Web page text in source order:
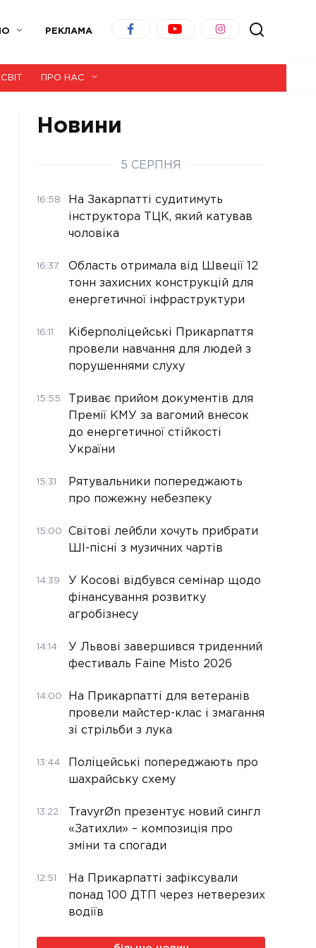
РЕКЛАМА
СВІТ ПРО НАС
Новини
5 СЕРПНЯ
16:58
На Закарпатті судитимуть
інструктора ТЦК, який катував
чоловіка
16:37
Область отримала від Швеції 12
тонн захисних конструкцій для
енергетичної інфраструктури
16:11
Кіберполіцейські Прикарпаття
провели навчання для людей з
порушеннями слуху
15:55
Триває прийом документів для
Премії КМУ за вагомий внесок
до енергетичної стійкості
України
15:31
Рятувальники попереджають
про пожежну небезпеку
15:00
Світові лейбли хочуть прибрати
ШІ-пісні з музичних чартів
14:39
У Косові відбувся семінар щодо
фінансування розвитку
агробізнесу
14:14
У Львові завершився триденний
фестиваль Faine Misto 2026
14:00
На Прикарпатті для ветеранів
провели майстер-клас і змагання
зі стрільби з лука
13:44
Поліцейські попереджають про
шахрайську схему
13:22
TravyrØn презентує новий сингл
«Затихли» – композиція про
зміни та спогади
12:51
На Прикарпатті зафіксували
понад 100 ДТП через нетверезих
водіїв